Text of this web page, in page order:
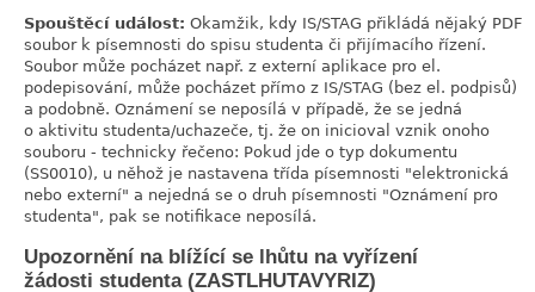
Spouštěcí událost: Okamžik, kdy IS/STAG přikládá nějaký PDF
soubor k písemnosti do spisu studenta či přijímacího řízení.
Soubor může pocházet např. z externí aplikace pro el.
podepisování, může pocházet přímo z IS/STAG (bez el. podpisů)
a podobně. Oznámení se neposílá v případě, že se jedná
o aktivitu studenta/uchazeče, tj. že on inicioval vznik onoho
souboru - technicky řečeno: Pokud jde o typ dokumentu
(SS0010), u něhož je nastavena třída písemnosti "elektronická
nebo externí" a nejedná se o druh písemnosti "Oznámení pro
studenta", pak se notifikace neposílá.
Upozornění na blížící se lhůtu na vyřízení
žádosti studenta (ZASTLHUTAVYRIZ)